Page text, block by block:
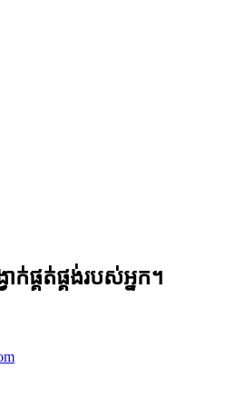
ាក់ផ្គត់ផ្គង់របស់អ្នក។